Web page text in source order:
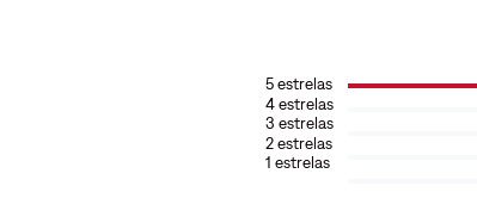
5estrelas
4estrelas
3 estrelas
2estrelas
1 estrelas